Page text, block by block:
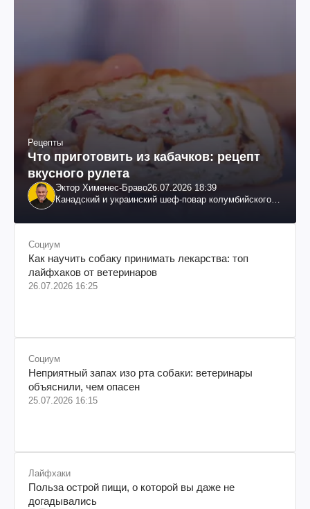
Рецепты
Что приготовить из кабачков: рецепт
вкусного рулета
Эктор Хименес-Браво26.07.2026 18:39
Канадский и украинский шеф-повар колумбийского
Социум
Как научить собаку принимать лекарства: топ
лайфхаков от ветеринаров
26.07.2026 16:25
Социум
Неприятный запах изо рта собаки: ветеринары
объяснили, чем опасен
25.07.2026 16:15
Лайфхаки
Польза острой пищи, о которой вы даже не
догадывались